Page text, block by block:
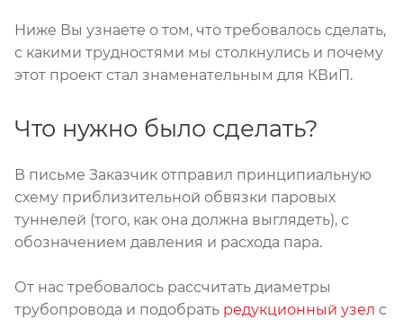
Ниже Вы узнаете о том, что требовалось сделать,
с какими трудностями мы столкнулись и почему
этот проект стал знаменательным для КВиП.
Что нужно было сделать?
В письме Заказчик отправил принципиальную
схему приблизительной обвязки паровых
туннелей (того, как она должна выглядеть), с
обозначением давления и расхода пара.
От нас требовалось рассчитать диаметры
трубопровода и подобрать редукционный узел с